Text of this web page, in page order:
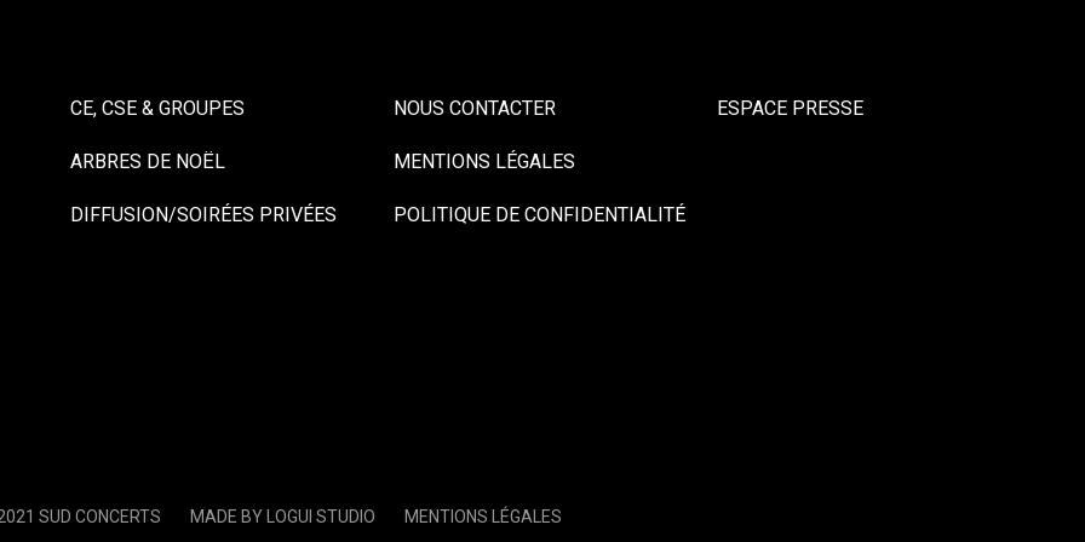
CE, CSE & GROUPES
ARBRES DE NOËL
DIFFUSION/SOIRÉES PRIVÉES
NOUS CONTACTER
MENTIONS LÉGALES
POLITIQUE DE CONFIDENTIALITÉ
ESPACE PRESSE
SUD CONCERTS MADE BY LOGUI STUDIO MENTIONS LÉGALES